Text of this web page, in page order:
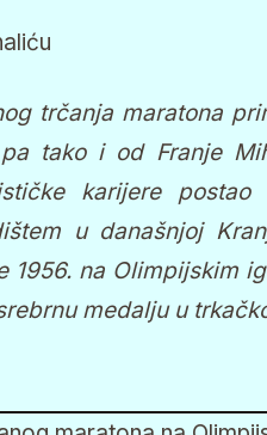
trčanja maratona
tako i od Franje
karijere
u današnjoj
1956. na Olimpijskim
medalju u